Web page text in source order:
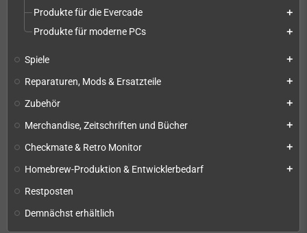
Produkte für die Evercade
add
Produkte für moderne PCs add
Spiele add
Reparaturen, Mods & Ersatzteile add
Zubehör add
Merchandise, Zeitschriften und Bücher add
Checkmate & Retro Monitor add
Homebrew-Produktion & Entwicklerbedarf add
Restposten
Demnächst erhältlich